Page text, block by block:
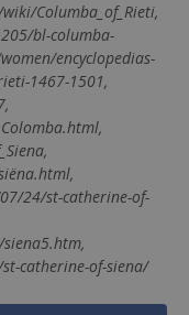
Columba_of_Rieti,
bl-columba-
encyclopedias-
1467-1501,
24/st-catherine-of-
catherine-of-siena/